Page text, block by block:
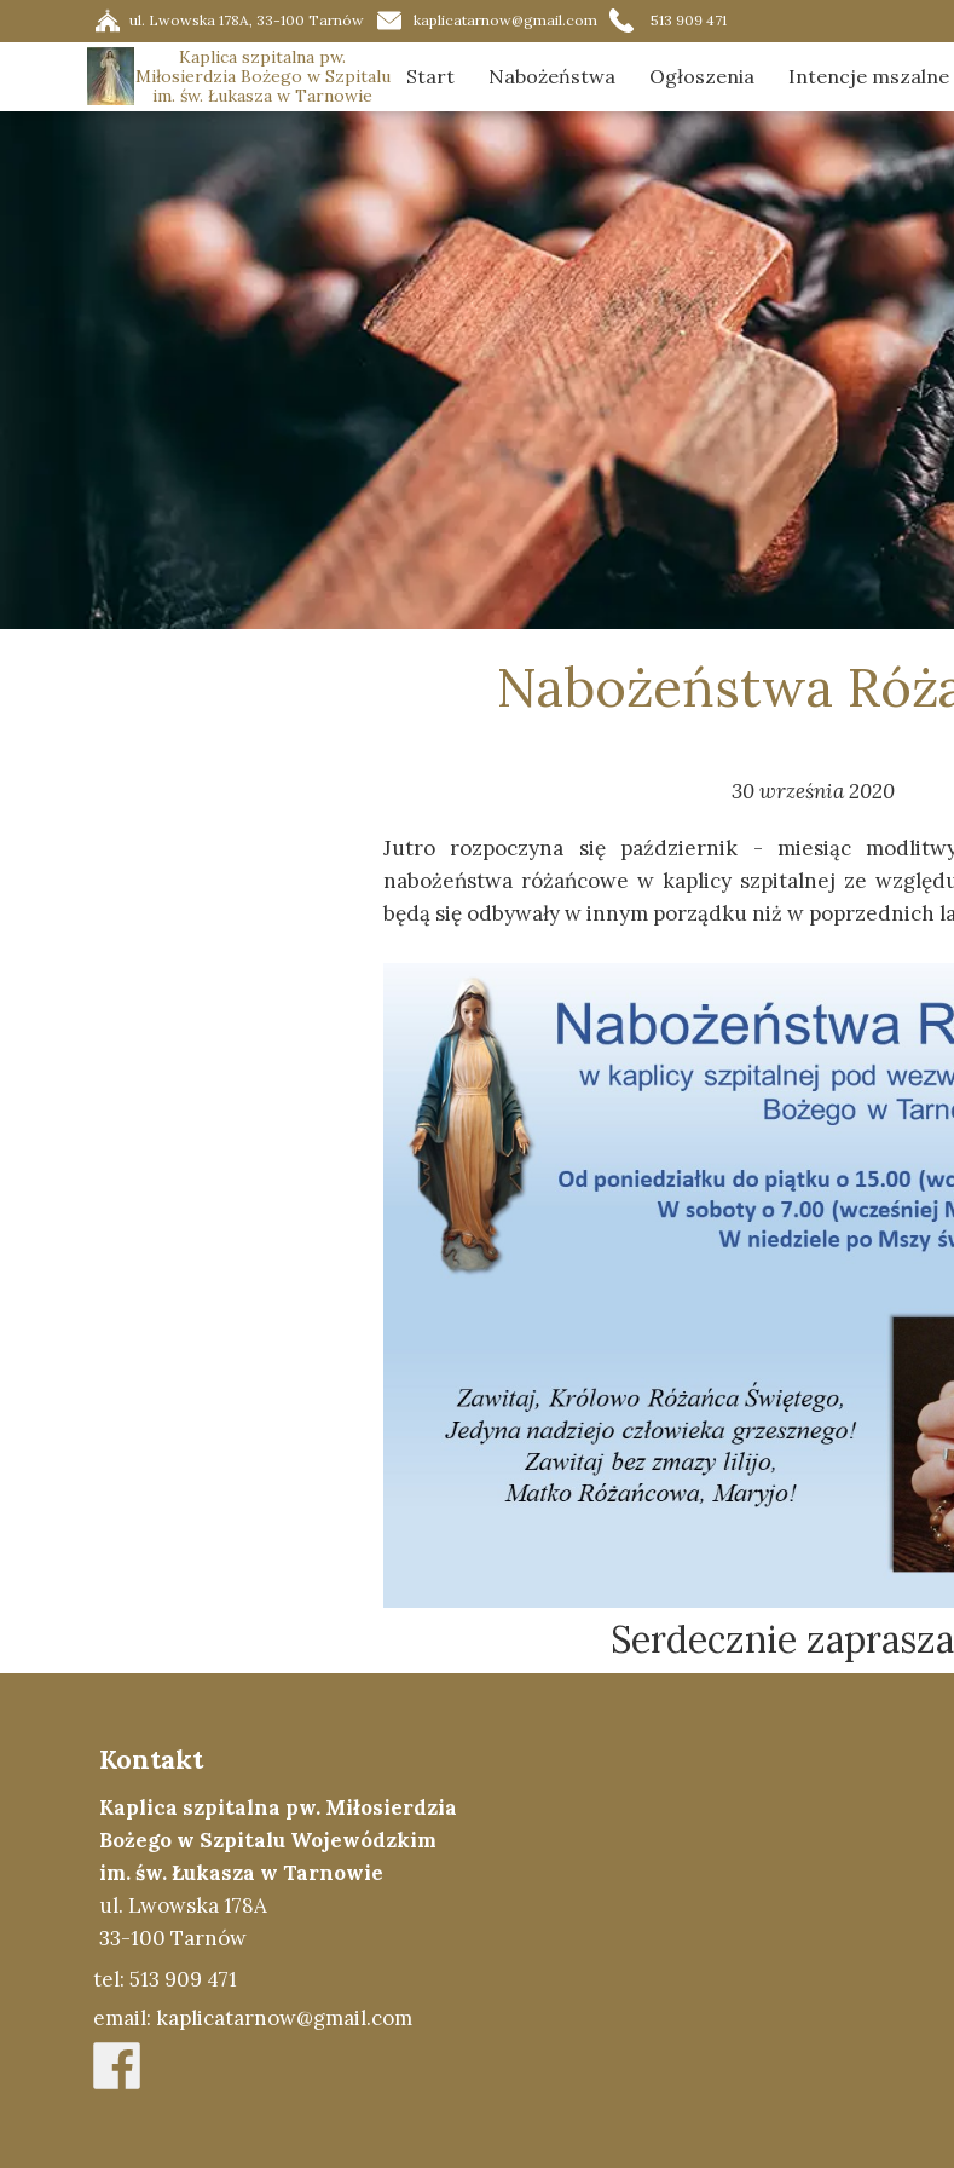
kaplicatarnow@gmail.com
ul. Lwowska 178A, 33-100 Tarnów 513 909 471
Kaplica szpitalna pw.
Miłosierdzia Bożego w Szpitalu
im. św. Łukasza w Tarnowie
Start Nabożeństwa
Porządek nabożeństw
Adoracja Najświętszego Sakramentu
Grafik czytania na Mszach Świętych
Ogłoszenia Intencje mszalne
Nabożeństwa
30 września 2020
Jutro rozpoczyna się październik - miesiąc
nabożeństwa różańcowe w kaplicy szpitalnej ze
będą się odbywały w innym porządku niż w poprzednich
Serdecznie
Kontakt
tel: 513 909 471
Kaplica szpitalna pw. Miłosierdzia
Bożego w Szpitalu Wojewódzkim
im. św. Łukasza w Tarnowie
ul. Lwowska 178A
33-100 Tarnów
email: kaplicatarnow@gmail.com